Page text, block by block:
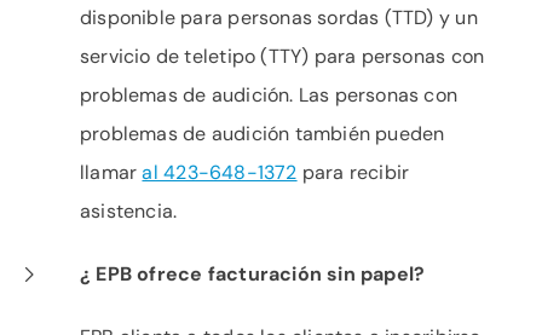
disponible para personas sordas (TTD) y un
servicio de teletipo (TTY) para personas con
problemas de audición. Las personas con
problemas de audición también pueden
llamaral 423-648-1372 para recibir
asistencia.
¿ EPB ofrece facturación sin papel?